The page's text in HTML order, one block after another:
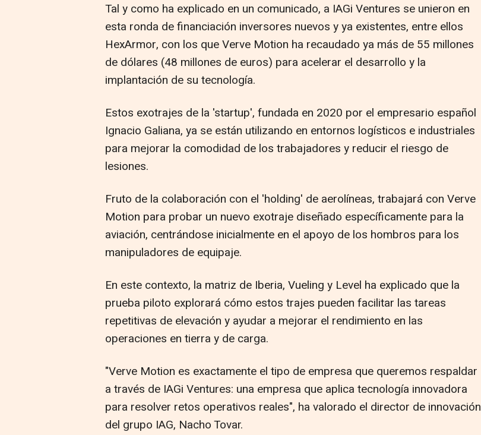
Tal y como ha explicado en un comunicado, a IAGi Ventures se unieron en
esta ronda de financiación inversores nuevos y ya existentes, entre ellos
HexArmor, con los que Verve Motion ha recaudado ya más de 55 millones
de dólares (48 millones de euros) para acelerar el desarrollo y la
implantación de su tecnología.
Estos exotrajes de la 'startup', fundada en 2020 por el empresario español
Ignacio Galiana, ya se están utilizando en entornos logísticos e industriales
para mejorar la comodidad de los trabajadores y reducir el riesgo de
lesiones.
Fruto de la colaboración con el 'holding' de aerolíneas, trabajará con Verve
Motion para probar un nuevo exotraje diseñado específicamente para la
aviación, centrándose inicialmente en el apoyo de los hombros para los
manipuladores de equipaje.
En este contexto, la matriz de Iberia, Vueling y Level ha explicado que la
prueba piloto explorará cómo estos trajes pueden facilitar las tareas
repetitivas de elevación y ayudar a mejorar el rendimiento en las
operaciones en tierra y de carga.
"Verve Motion es exactamente el tipo de empresa que queremos respaldar
a través de IAGi Ventures: una empresa que aplica tecnología innovadora
para resolver retos operativos reales", ha valorado el director de innovación
del grupo IAG, Nacho Tovar.